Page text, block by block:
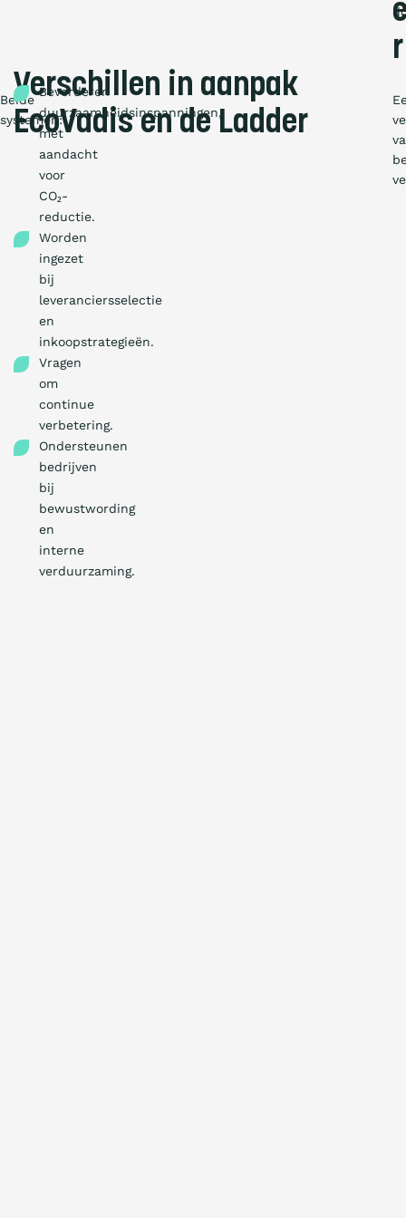
r
Beide
systemen:
Bevorderen
duurzaamheidsinspanningen,
met
aandacht
voor
CO₂-
reductie.
Worden
ingezet
bij
leveranciersselectie
en
inkoopstrategieën.
Vragen
om
continue
verbetering.
Ondersteunen
bedrijven
bij
bewustwording
en
interne
verduurzaming.
Verschillen in aanpak
EcoVadis en de Ladder